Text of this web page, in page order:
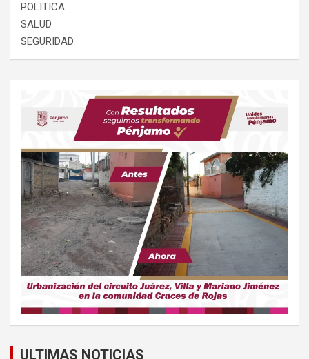
POLITICA
SALUD
SEGURIDAD
ULTIMAS NOTICIAS